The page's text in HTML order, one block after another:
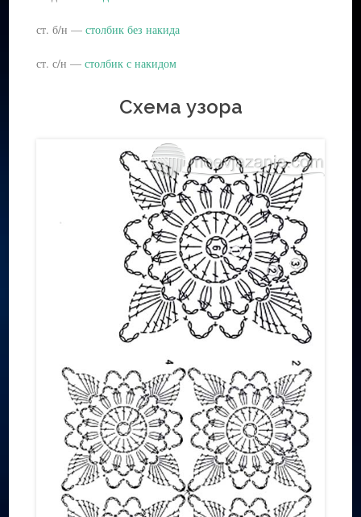
ст. б/н —столбик без накида
ст. с/н —столбик с накидом
Схема узора